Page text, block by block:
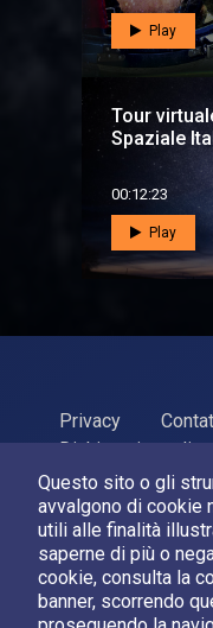
Questo sito o gli
avvalgono di cookie
utili alle finalità
saperne di più o
cookie, consulta la
banner, scorrendo
Play
Tour
Spaziale
00:12:23
Play
Privacy
Dichiarazione di
ASI Agenzia Spaziale
Sviluppato daLPM
Seguici su: